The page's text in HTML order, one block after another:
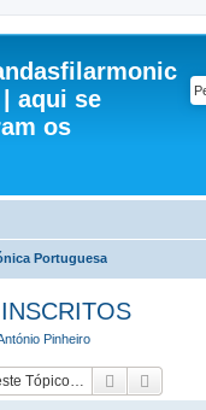
aqui se
os
Portuguesa
Pinheiro
Pesquisar